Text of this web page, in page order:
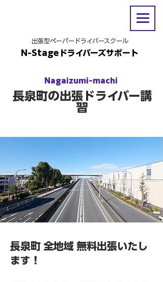
出張型ペーパードライバースクール
N-Stageドライバーズサポート
Nagaizumi-machi
長泉町の出張ドライバー講
習
長泉町 全地域 無料出張いたし
ます！